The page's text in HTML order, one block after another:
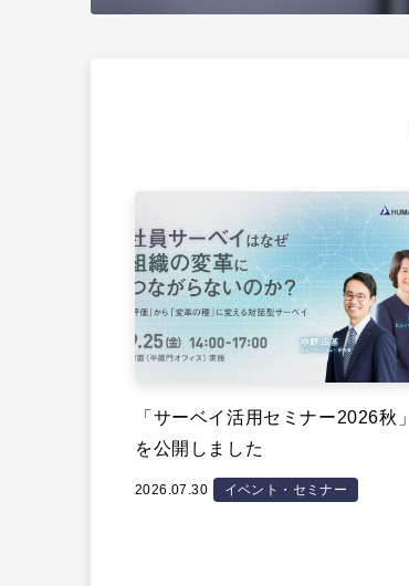
「サーベイ活用セミナー2026秋」
を公開しました
2026.07.30 イベント・セミナー